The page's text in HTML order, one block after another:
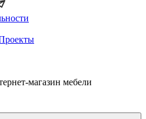
магазин мебели